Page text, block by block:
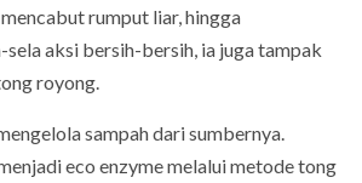
rumput liar, hingga
aksi bersih-bersih, ia juga tampak
royong.
sampah dari sumbernya.
eco enzyme melalui metode tong